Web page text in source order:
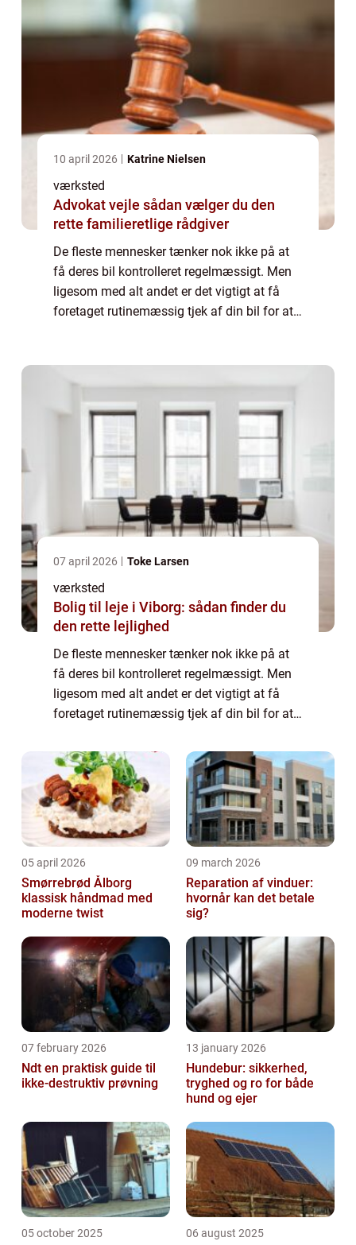
10 april 2026 Katrine Nielsen
værksted
Advokat vejle sådan vælger du den
rette familieretlige rådgiver
De fleste mennesker tænker nok ikke på at
få deres bil kontrolleret regelmæssigt. Men
ligesom med alt andet er det vigtigt at få
foretaget rutinemæssig tjek af din bil for at
07 april 2026 Toke Larsen
værksted
Bolig til leje i Viborg: sådan finder du
den rette lejlighed
De fleste mennesker tænker nok ikke på at
få deres bil kontrolleret regelmæssigt. Men
ligesom med alt andet er det vigtigt at få
foretaget rutinemæssig tjek af din bil for at
ikke får din bil kontrolleret reg...
05 april 2026
Smørrebrød Ålborg
klassisk håndmad med
moderne twist
09 march 2026
Reparation af vinduer:
hvornår kan det betale
sig?
07 february 2026
Ndt en praktisk guide til
ikke-destruktiv prøvning
13 january 2026
Hundebur: sikkerhed,
tryghed og ro for både
hund og ejer
05 october 2025 06 august 2025